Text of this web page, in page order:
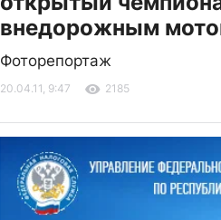
внедорожным
Фоторепортаж
20.04.11, 9:47 2185